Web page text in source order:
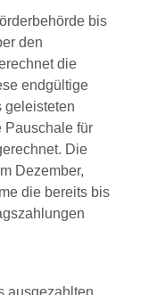
bis
den
die
endgültige
geleisteten
Pauschale für
Die
Dezember,
die bereits bis
ausgezahlten